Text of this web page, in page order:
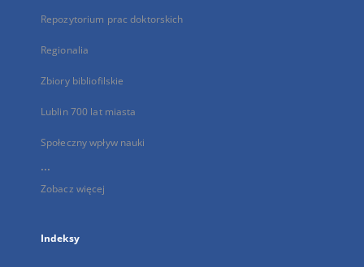
Repozytorium prac doktorskich
Regionalia
Zbiory bibliofilskie
Lublin 700 lat miasta
Społeczny wpływ nauki
...
Zobacz więcej
Indeksy